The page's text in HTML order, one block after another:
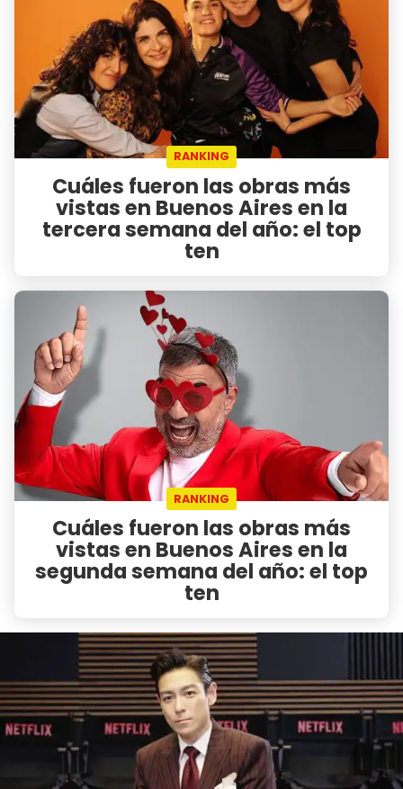
RANKING
Cuáles fueron las obras más
vistas en Buenos Aires en la
tercera semana del año: el top
ten
RANKING
Cuáles fueron las obras más
vistas en Buenos Aires en la
segunda semana del año: el top
ten